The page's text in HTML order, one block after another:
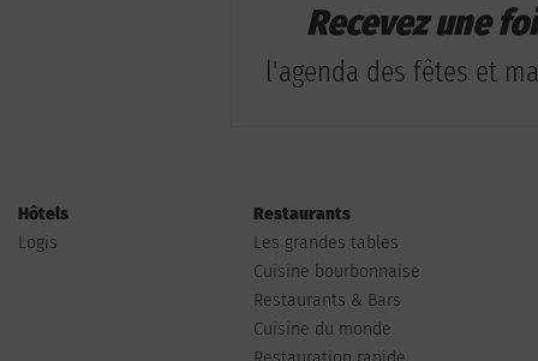
Recevez une
l'agenda des fêtes et
Hôtels
Logis
Restaurants
Les grandes tables
Cuisine bourbonnaise
Restaurants & Bars
Cuisine du monde